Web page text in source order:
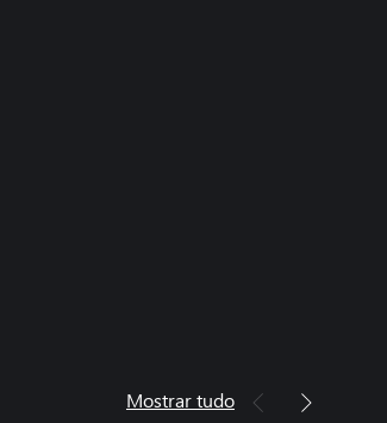
Mostrar tudo